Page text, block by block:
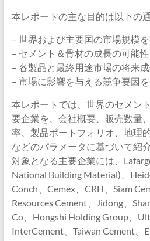
本レポートの主な目的は以下の
– 世界および主要国の市場規模
– セメント＆骨材の成長の可能
– 各製品と最終用途市場の将来
– 市場に影響を与える競争要因
本レポートでは、世界のセメン
要企業を、会社概要、販売数量
率、製品ポートフォリオ、地理
などのパラメータに基づいて紹
対象となる主要企業には、
National Building Material)、
Conch、Cemex、CRH、Siam
Resources Cement、Jidong、
Co、Hongshi Holding Group、
InterCement、Taiwan Cement、